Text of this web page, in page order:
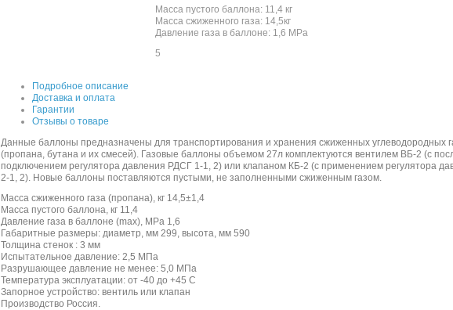
Масса пустого баллона: 11,4 кг
Масса сжиженного газа: 14,5кг
Давление газа в баллоне: 1,6 МРа
5
Подробное описание
Доставка и оплата
Гарантии
Отзывы о товаре
Данные баллоны предназначены для транспортирования и хранения сжиженных углеводородных
(пропана, бутана и их смесей). Газовые баллоны объемом 27л комплектуются вентилем ВБ-2 (с
подключением регулятора давления РДСГ 1-1, 2) или клапаном КБ-2 (с применением регулятора
2-1, 2). Новые баллоны поставляются пустыми, не заполненными сжиженным газом.
Масса сжиженного газа (пропана), кг 14,5±1,4
Масса пустого баллона, кг 11,4
Давление газа в баллоне (max), МРа 1,6
Габаритные размеры: диаметр, мм 299, высота, мм 590
Толщина стенок : 3 мм
Испытательное давление: 2,5 МПа
Разрушающее давление не менее: 5,0 МПа
Температура эксплуатации: от -40 до +45 С
Запорное устройство: вентиль или клапан
Производство Россия.